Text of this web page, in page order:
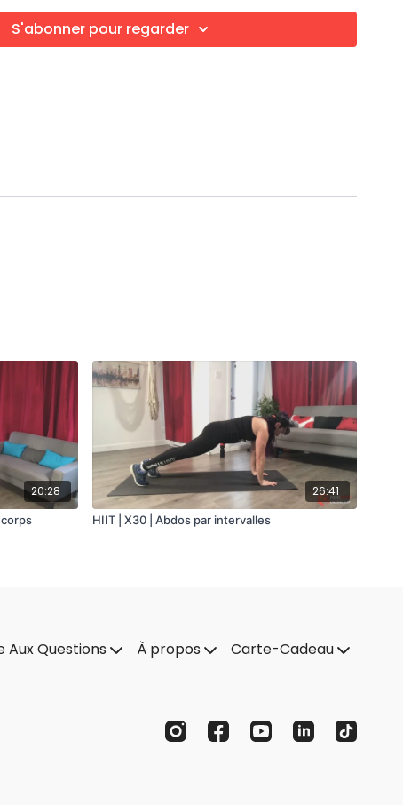
S'abonner pour regarder
20:28 26:41
HIIT | X30 | Abdos par intervalles
Aux Questions À propos Carte-Cadeau